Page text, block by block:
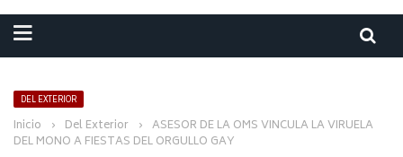
DEL EXTERIOR
Inicio › Del Exterior › ASESOR DE LA OMS VINCULA LA VIRUELA
DEL MONO A FIESTAS DEL ORGULLO GAY